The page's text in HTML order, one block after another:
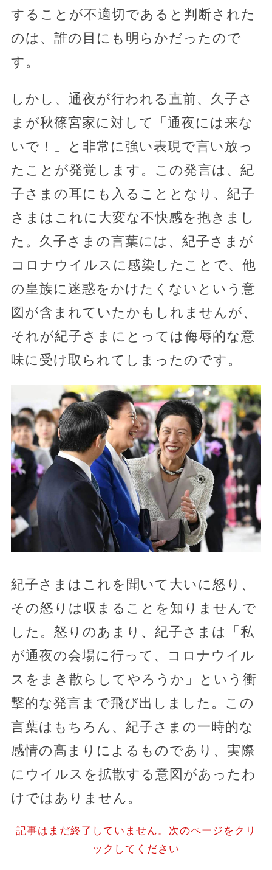
することが不適切であると判断された
のは、誰の目にも明らかだったので
す。
しかし、通夜が行われる直前、久子さ
まが秋篠宮家に対して「通夜には来な
いで！」と非常に強い表現で言い放っ
たことが発覚します。この発言は、紀
子さまの耳にも入ることとなり、紀子
さまはこれに大変な不快感を抱きまし
た。久子さまの言葉には、紀子さまが
コロナウイルスに感染したことで、他
の皇族に迷惑をかけたくないという意
図が含まれていたかもしれませんが、
それが紀子さまにとっては侮辱的な意
味に受け取られてしまったのです。
紀子さまはこれを聞いて大いに怒り、
その怒りは収まることを知りませんで
した。怒りのあまり、紀子さまは「私
が通夜の会場に行って、コロナウイル
スをまき散らしてやろうか」という衝
撃的な発言まで飛び出しました。この
言葉はもちろん、紀子さまの一時的な
感情の高まりによるものであり、実際
にウイルスを拡散する意図があったわ
けではありません。
記事はまだ終了していません。次のページをクリ
ックしてください